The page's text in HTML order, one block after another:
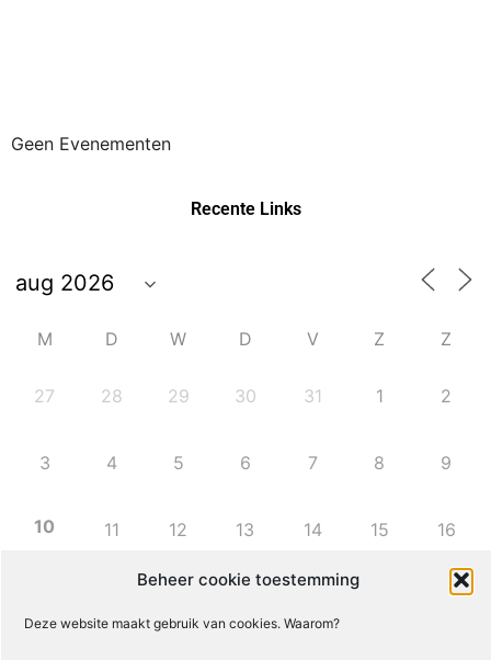
Beheer cookie toestemming
Deze website maakt gebruik van cookies. Waarom?
Geen Evenementen
Recente Links
M D W D V Z Z
27 28 29 30 31 1 2
3 4 5 6 7 8 9
10 11 12 13 14 15 16
23